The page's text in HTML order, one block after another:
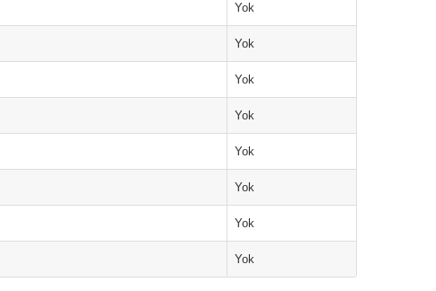
Yok
Yok
Yok
Yok
Yok
Yok
Yok
Yok